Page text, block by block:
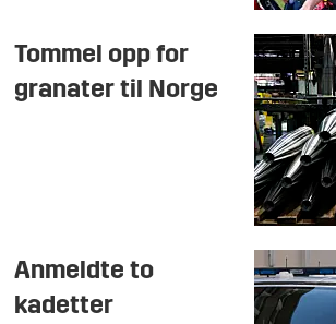
Tommel opp for
granater til Norge
Anmeldte to
kadetter